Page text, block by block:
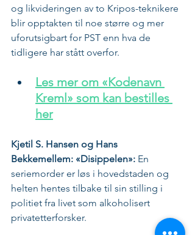
og likvideringen av to Kripos-teknikere
blir opptakten til noe større og mer
uforutsigbart for PST enn hva de
tidligere har stått overfor.
Les mer om «Kodenavn
Kreml» som kan bestilles
her
Kjetil S. Hansen og Hans
Bekkemellem: «Disippelen»: En
seriemorder er løs i hovedstaden og
helten hentes tilbake til sin stilling i
politiet fra livet som alkoholisert
privatetterforsker.